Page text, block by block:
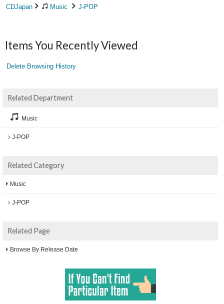
CDJapan Music J-POP
Items You Recently Viewed
Delete Browsing History
Related Department
Music
J-POP
Related Category
Music
J-POP
Related Page
Browse By Release Date